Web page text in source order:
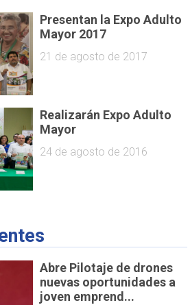
Presentan la Expo Adulto
Mayor 2017
21 de agosto de 2017
Realizarán Expo Adulto
Mayor
24 de agosto de 2016
Abre Pilotaje de drones
nuevas oportunidades a
joven emprend...